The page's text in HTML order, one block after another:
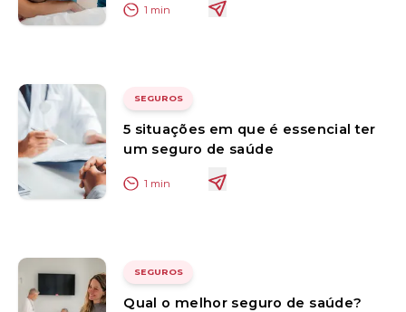
1 min
SEGUROS
5 situações em que é essencial ter
um seguro de saúde
1 min
SEGUROS
Qual o melhor seguro de saúde?